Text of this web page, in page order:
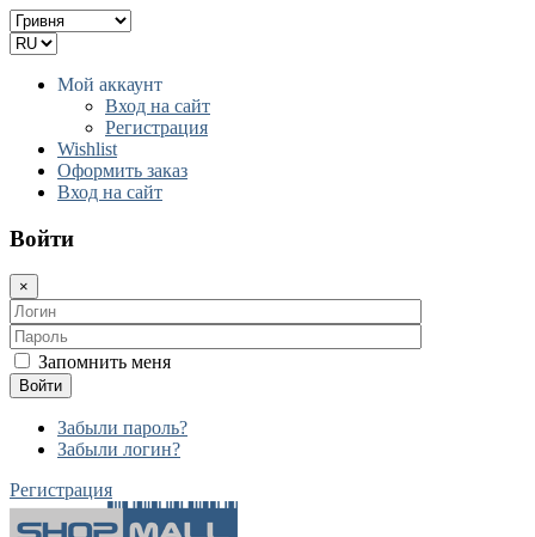
Мой аккаунт
Вход на сайт
Регистрация
Wishlist
Оформить заказ
Вход на сайт
Войти
×
Запомнить меня
Войти
Забыли пароль?
Забыли логин?
Регистрация